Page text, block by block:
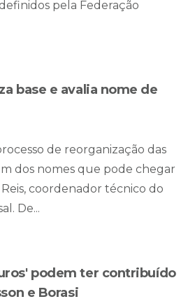
pela Federação
base e avalia nome de
de reorganização das
dos nomes que pode chegar
coordenador técnico do
De...
podem ter contribuído
e Borasi